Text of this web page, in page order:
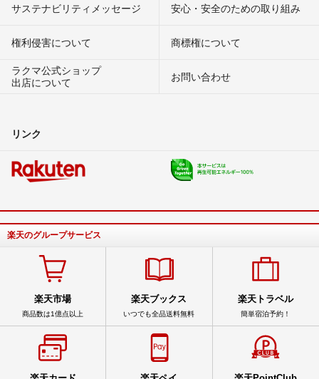
サステナビリティメッセージ 安心・安全のための取り組み
権利侵害について
商標権について
ラクマ公式ショップ
出店について
お問い合わせ
リンク
楽天のグループサービス
楽天市場
商品数は1億点以上
楽天ブックス
いつでも全品送料無料
楽天トラベル
簡単宿泊予約！